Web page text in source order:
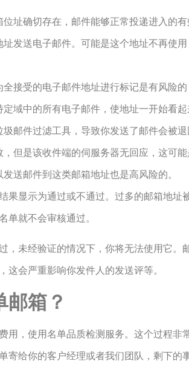
址确切存在，邮件能够正常投递进入的有
发送电子邮件。可能是这个地址不再使
接受的电子邮件地址进行标记是有风险
域中的所有电子邮件，使地址一开始看
邮件过滤工具，导致你发送了邮件会被退
但是该收件端的伺服务器无回应，这可能
送邮件到这类邮箱地址也是高风险的。
果显示为通过或不通过。过多的邮箱地址
单就不会审核通过。
，未经验证的情况下，你将无法使用它。
这会严重影响你发件人的发送评等。
邮箱？
用，使用名单品质检测服务。这个过程非
寄给你的客户经理或者我们团队，剩下的